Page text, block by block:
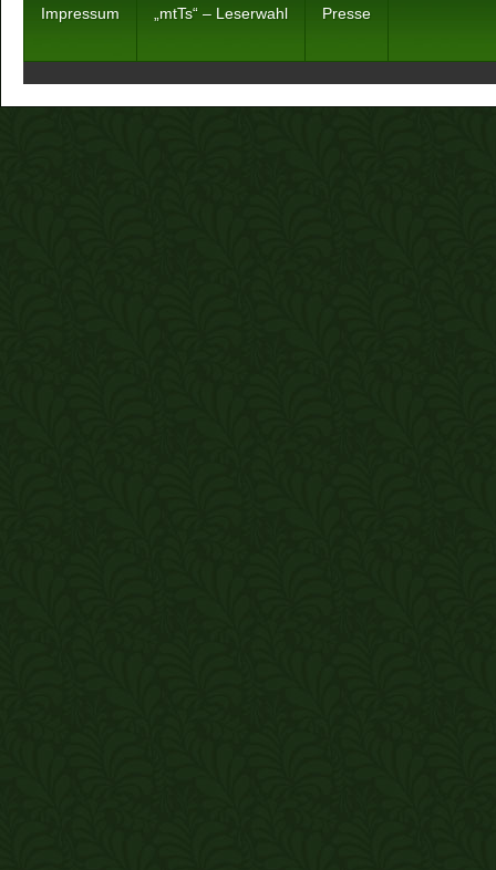
Impressum „mtTs“ – Leserwahl Presse